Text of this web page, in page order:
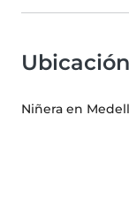
Ubicación
Niñera en